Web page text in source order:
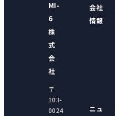
MI-
6
株
式
会
社
〒
103-
0024
会社
情報
ニュ